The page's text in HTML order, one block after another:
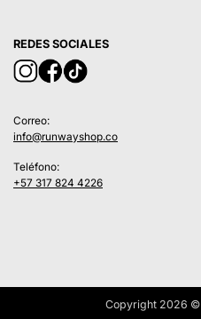
REDES SOCIALES
Correo:
info@runwayshop.co
Teléfono:
+57 317 824 4226
Copyright 2026 ©